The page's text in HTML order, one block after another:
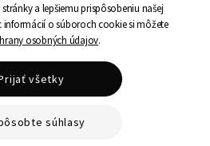
- Všetky práva vyhradené
a lepšiemu prispôsobeniu našej
o súboroch cookie si môžete
osobných údajov.
súhlasy
všetky